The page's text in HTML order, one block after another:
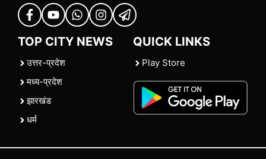
TOP CITY NEWS
उत्तर-प्रदेश
मध्य-प्रदेश
झारखंड
धर्म
QUICK LINKS
Play Store